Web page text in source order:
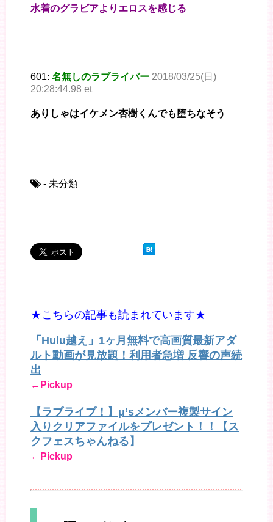
水着のグラビアよりエロスを感じる
601: 名無しのラブライバー 2018/03/25(日)
20:28:44.98 et
ありしゃはイケメン杏樹くんでも堕ちなそう
- 未分類
★こちらの記事も読まれています★
「Hulu越え」1ヶ月無料で高画質最新アダ
ルト動画が見放題！利用者急増 反響の声続
出
←Pickup
【ラブライブ！】μ’sメンバー複製サイン
入りクリアファイルをプレゼント！！【ス
クフェスちゃんねる】
←Pickup